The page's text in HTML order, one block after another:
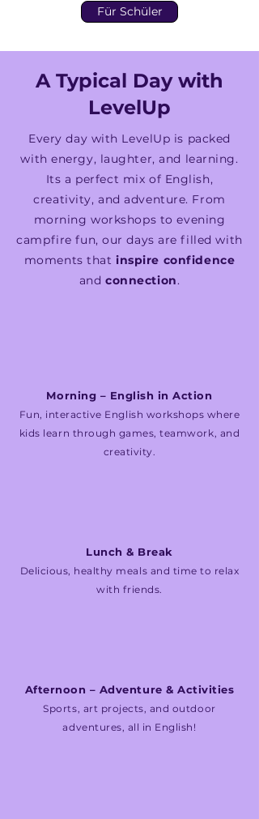
Für Schüler
A Typical Day with
LevelUp​
Every day with LevelUp is packed
with energy, laughter, and learning.
Its a perfect mix of English,
creativity, and adventure. From
morning workshops to evening
campfire fun, our days are filled with
moments that inspire confidence
andconnection.
Morning – English in Action
Fun, interactive English workshops where
kids learn through games, teamwork, and
creativity.
Lunch & Break
Delicious, healthy meals and time to relax
with friends.
Afternoon – Adventure & Activities
Sports, art projects, and outdoor
adventures, all in English!